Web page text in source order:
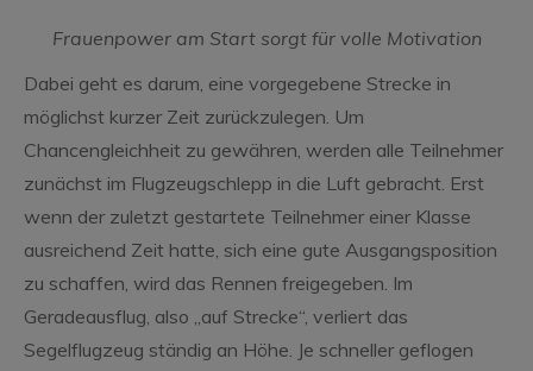
Frauenpower am Start sorgt für volle Motivation
Dabei geht es darum, eine vorgegebene Strecke in
möglichst kurzer Zeit zurückzulegen. Um
Chancengleichheit zu gewähren, werden alle Teilnehmer
zunächst im Flugzeugschlepp in die Luft gebracht. Erst
wenn der zuletzt gestartete Teilnehmer einer Klasse
ausreichend Zeit hatte, sich eine gute Ausgangsposition
zu schaffen, wird das Rennen freigegeben. Im
Geradeausflug, also „auf Strecke“, verliert das
Segelflugzeug ständig an Höhe. Je schneller geflogen